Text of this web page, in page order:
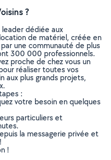
?
leader dédiée aux
de matériel, créée en
une communauté de plus
300 000 professionnels.
proche de chez vous un
réaliser toutes vos
aux plus grands projets,
:
votre besoin en quelques
particuliers et
la messagerie privée et
!